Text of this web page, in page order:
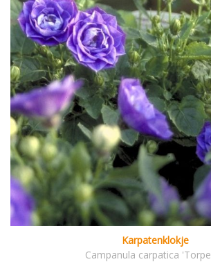
Karpatenklokje
Campanula carpatica